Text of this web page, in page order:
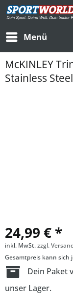
Menü
McKINLEY
Stainless
24,99 € *
inkl. MwSt.zzgl.
Gesamtpreis kann sich
Dein Paket
unser Lager.